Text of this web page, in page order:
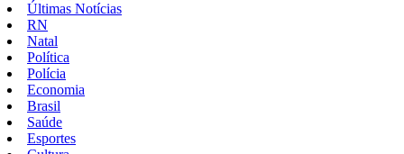
Últimas Notícias
RN
Natal
Política
Polícia
Economia
Brasil
Saúde
Esportes